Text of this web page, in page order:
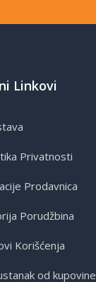
Linkovi
Privatnosti
Prodavnica
Porudžbina
Korišćenja
od kupovine